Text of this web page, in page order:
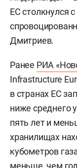
ЕС столкнулся
Дмитриев.
Ранее РИА
Infrastructure
в странах ЕС
ниже среднего
пять лет и
хранилищах
кубометров
меньше, чем